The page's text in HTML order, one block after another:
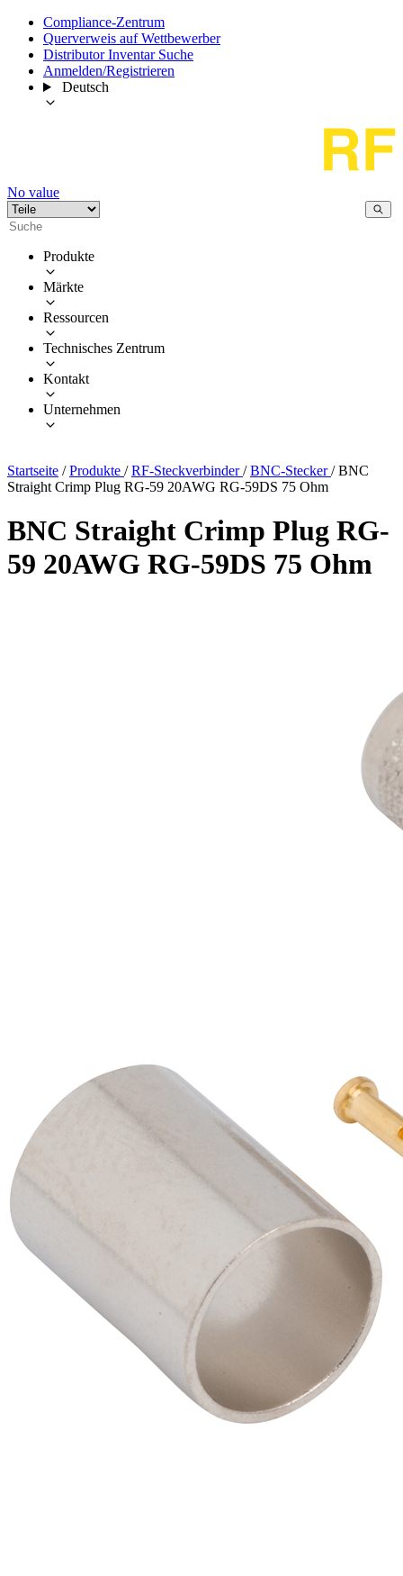
Compliance-Zentrum
Querverweis auf Wettbewerber
Distributor Inventar Suche
Anmelden/Registrieren
Deutsch
No value
Produkte
Märkte
Ressourcen
Technisches Zentrum
Kontakt
Unternehmen
Startseite / Produkte / RF-Steckverbinder/ BNC-Stecker/ BNC
Straight Crimp Plug RG-59 20AWG RG-59DS 75 Ohm
BNC Straight Crimp Plug RG-
59 20AWG RG-59DS 75 Ohm